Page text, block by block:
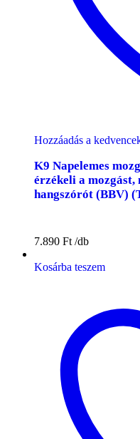
Hozzáadás a
K9 Napelemes
érzékeli a
hangszórót (BBV)
7.890 Ft
Kosárba teszem